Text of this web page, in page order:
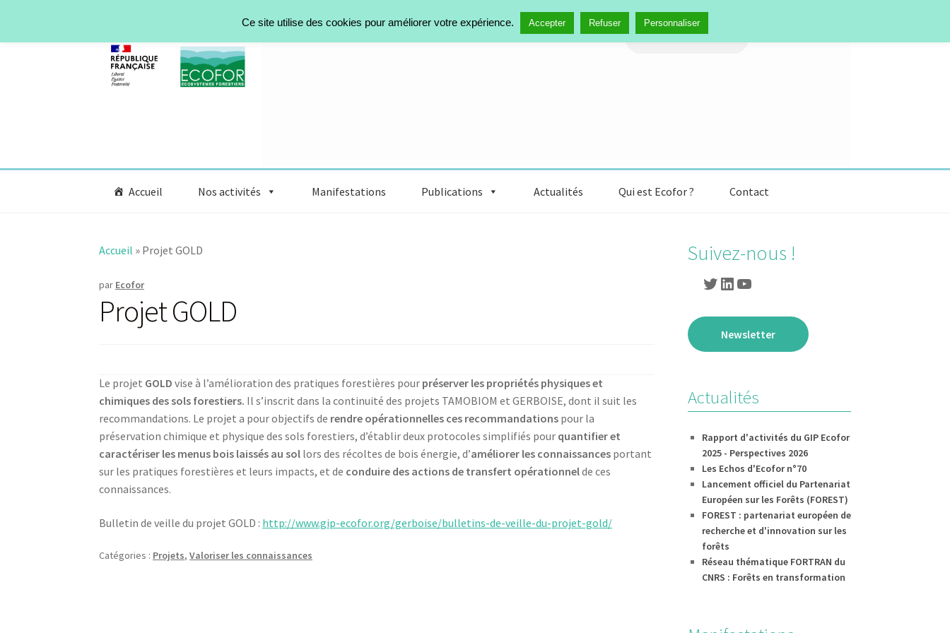
Rechercher :
Accueil Nos activités Manifestations Publications Actualités Qui est Ecofor ? Contact
Accueil » Projet GOLD
par Ecofor
Projet GOLD
Le projet GOLD vise à l’amélioration des pratiques forestières pour préserver les propriétés physiques et
chimiques des sols forestiers. Il s’inscrit dans la continuité des projets TAMOBIOM et GERBOISE, dont il suit les
recommandations. Le projet a pour objectifs de rendre opérationnelles ces recommandations pour la
préservation chimique et physique des sols forestiers, d’établir deux protocoles simplifiés pour quantifier et
caractériser les menus bois laissés au sol lors des récoltes de bois énergie, d’améliorer les connaissances portant
sur les pratiques forestières et leurs impacts, et de conduire des actions de transfert opérationnelde ces
connaissances.
Bulletin de veille du projet GOLD : http://www.gip-ecofor.org/gerboise/bulletins-de-veille-du-projet-gold/
Catégories : Projets,Valoriser les connaissances
Suivez-nous !
Twitter
LinkedIn
YouTube
Newsletter
Actualités
Rapport d'activités du GIP Ecofor
2025 - Perspectives 2026
Les Echos d'Ecofor n°70
Lancement officiel du Partenariat
Européen sur les Forêts (FOREST)
FOREST : partenariat européen de
recherche et d'innovation sur les
forêts
Réseau thématique FORTRAN du
CNRS : Forêts en transformation
Ce site utilise des cookies pour améliorer votre expérience. Accepter Refuser Personnaliser